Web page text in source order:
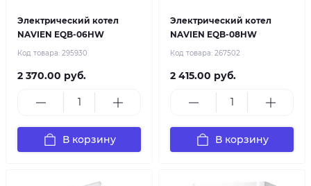
Электрический котел
NAVIEN EQB-06HW
Код товара: 295930
2 370.00 руб.
В корзину
Электрический котел
NAVIEN EQB-08HW
Код товара: 267502
2 415.00 руб.
В корзину